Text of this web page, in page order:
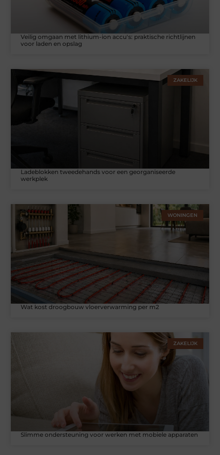
Veilig omgaan met lithium-ion accu's: praktische richtlijnen
voor laden en opslag
ZAKELIJK
Ladeblokken tweedehands voor een georganiseerde
werkplek
WONINGEN
Wat kost droogbouw vloerverwarming per m2
ZAKELIJK
Slimme ondersteuning voor werken met mobiele apparaten